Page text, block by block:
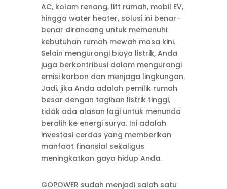
AC, kolam renang, lift rumah, mobil EV,
hingga water heater, solusi ini benar-
benar dirancang untuk memenuhi
kebutuhan rumah mewah masa kini.
Selain mengurangi biaya listrik, Anda
juga berkontribusi dalam mengurangi
emisi karbon dan menjaga lingkungan.
Jadi, jika Anda adalah pemilik rumah
besar dengan tagihan listrik tinggi,
tidak ada alasan lagi untuk menunda
beralih ke energi surya. Ini adalah
investasi cerdas yang memberikan
manfaat finansial sekaligus
meningkatkan gaya hidup Anda.
GOPOWER sudah menjadi salah satu